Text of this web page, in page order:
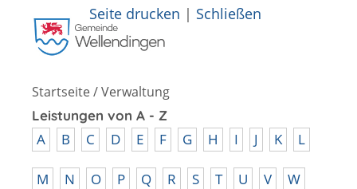
Seite drucken | Schließen
Startseite/Verwaltung
Leistungen von A - Z
A B C D E F G H I J K L
M N O P Q R S T U V W